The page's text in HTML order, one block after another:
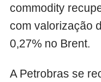
commodity
com valorização
0,27% no Brent.
A Petrobras se